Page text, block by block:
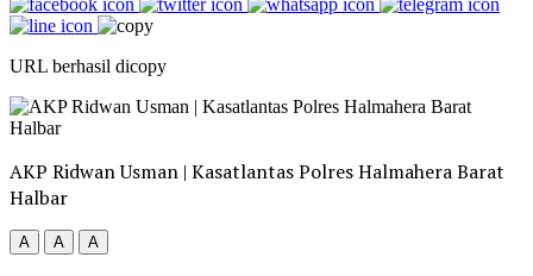
URL berhasil dicopy
AKP Ridwan Usman | Kasatlantas Polres Halmahera Barat
Halbar
A A A